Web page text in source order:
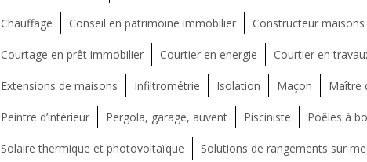
Chauffage Conseil en patrimoine immobilier Constructeur maisons
Courtage en prêt immobilier Courtier en energie Courtier en
Extensions de maisons Infiltrométrie Isolation Maçon Maître
Peintre d’intérieur Pergola, garage, auvent Pisciniste Poêles à
Solaire thermique et photovoltaïque Solutions de rangements sur